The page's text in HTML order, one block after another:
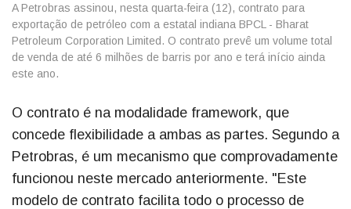
A Petrobras assinou, nesta quarta-feira (12), contrato para
exportação de petróleo com a estatal indiana BPCL - Bharat
Petroleum Corporation Limited. O contrato prevê um volume total
de venda de até 6 milhões de barris por ano e terá início ainda
este ano.
O contrato é na modalidade framework, que
concede flexibilidade a ambas as partes. Segundo a
Petrobras, é um mecanismo que comprovadamente
funcionou neste mercado anteriormente. "Este
modelo de contrato facilita todo o processo de